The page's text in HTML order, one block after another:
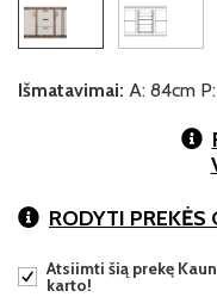
Išmatavimai: A: 84cm
RODYTI PREKĖS
Atsiimti šią prekę
karto!